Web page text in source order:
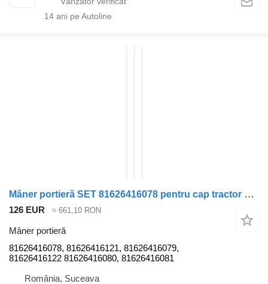
14 ani pe Autoline
Mâner portieră SET 81626416078 pentru cap tractor MAN TGX
126 EUR ≈ 661,10 RON
Mâner portieră
81626416078, 81626416121, 81626416079,
81626416122 81626416080, 81626416081
România, Suceava